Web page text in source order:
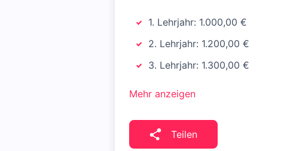
1. Lehrjahr: 1.000,00 €
2. Lehrjahr: 1.200,00 €
3. Lehrjahr: 1.300,00 €
Mehr anzeigen
Teilen